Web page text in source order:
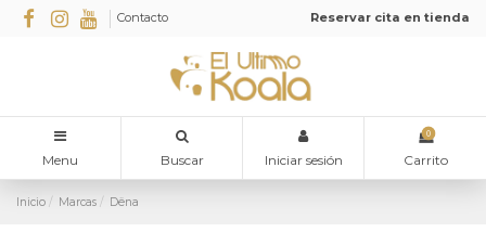
Contacto Reservar cita en tienda
Menu Buscar Iniciar sesión
0
Carrito
Inicio Marcas Dëna